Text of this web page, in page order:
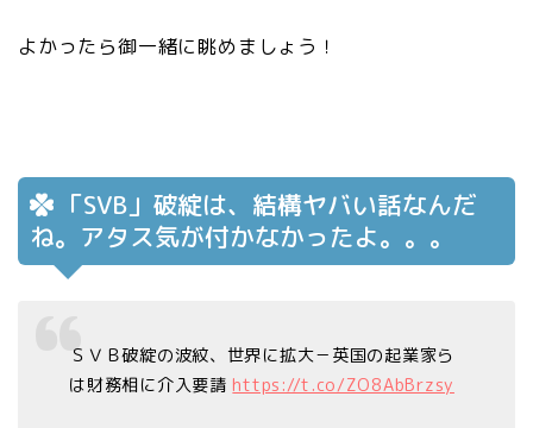
よかったら御一緒に眺めましょう！
「SVB」破綻は、結構ヤバい話なんだ
ね。アタス気が付かなかったよ。。。
ＳＶＢ破綻の波紋、世界に拡大－英国の起業家ら
は財務相に介入要請 https://t.co/ZO8AbBrzsy